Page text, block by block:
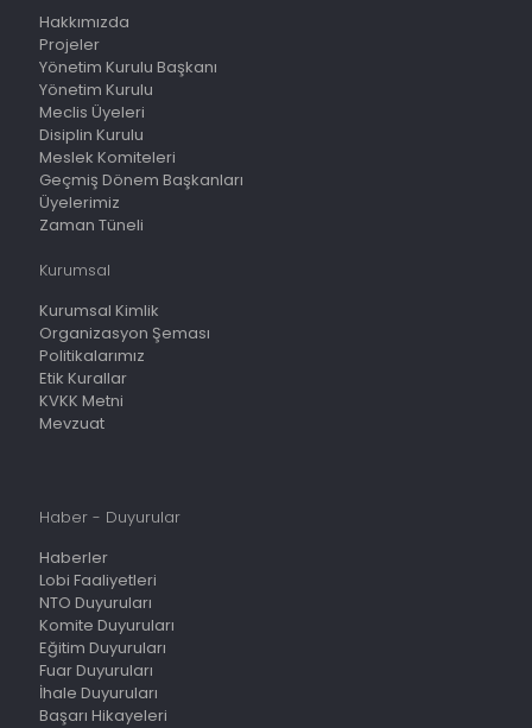
Hakkımızda
Projeler
Yönetim Kurulu Başkanı
Yönetim Kurulu
Meclis Üyeleri
Disiplin Kurulu
Meslek Komiteleri
Geçmiş Dönem Başkanları
Üyelerimiz
Zaman Tüneli
Kurumsal
Kurumsal Kimlik
Organizasyon Şeması
Politikalarımız
Etik Kurallar
KVKK Metni
Mevzuat
Haber - Duyurular
Haberler
Lobi Faaliyetleri
NTO Duyuruları
Komite Duyuruları
Eğitim Duyuruları
Fuar Duyuruları
İhale Duyuruları
Başarı Hikayeleri